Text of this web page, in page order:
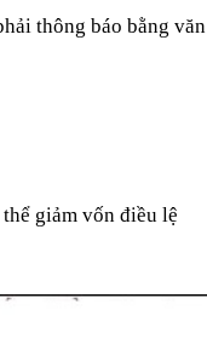
thông báo bằng văn
giảm vốn điều lệ